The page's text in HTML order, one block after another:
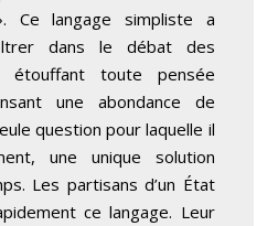
Ce langage simpliste a
dans le débat des
étouffant toute pensée
une abondance de
question pour laquelle il
une unique solution
Les partisans d’un État
ce langage. Leur